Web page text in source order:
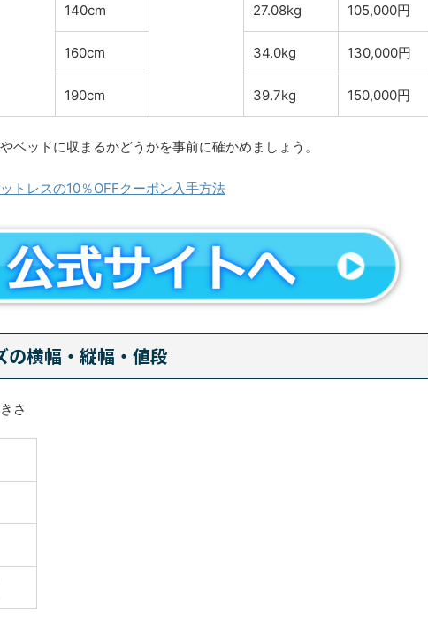
140cm 27.08kg 105,000円
160cm 34.0kg 130,000円
190cm 39.7kg 150,000円
ベッドに収まるかどうかを事前に確かめましょう。
トレスの10％OFFクーポン入手方法
の横幅・縦幅・値段
さ